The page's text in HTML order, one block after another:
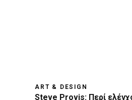
ART & DESIGN
Steve Provis: Περί